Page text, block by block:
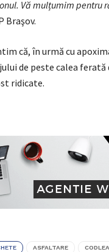
Vă mulțumim
Braşov.
că, în urmă cu
de peste calea
ridicate.
ASFALTARE CODLEA